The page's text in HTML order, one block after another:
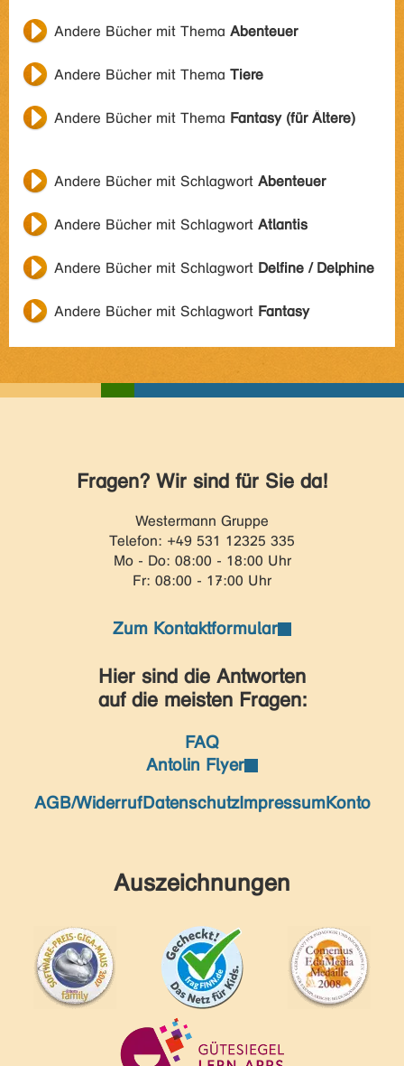
Andere Bücher mit Thema Abenteuer
Andere Bücher mit Thema Tiere
Andere Bücher mit Thema Fantasy (für Ältere)
Andere Bücher mit Schlagwort Abenteuer
Andere Bücher mit Schlagwort Atlantis
Andere Bücher mit Schlagwort Delfine / Delphine
Andere Bücher mit Schlagwort Fantasy